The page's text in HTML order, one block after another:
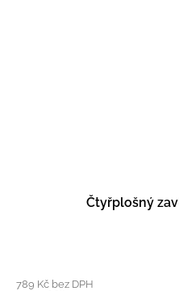
Čtyřplošný
789 Kč bez DPH